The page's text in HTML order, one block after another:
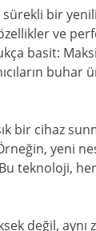
bir
ve
basit:
buhar
bir cihaz
yeni
teknoloji,
değil,